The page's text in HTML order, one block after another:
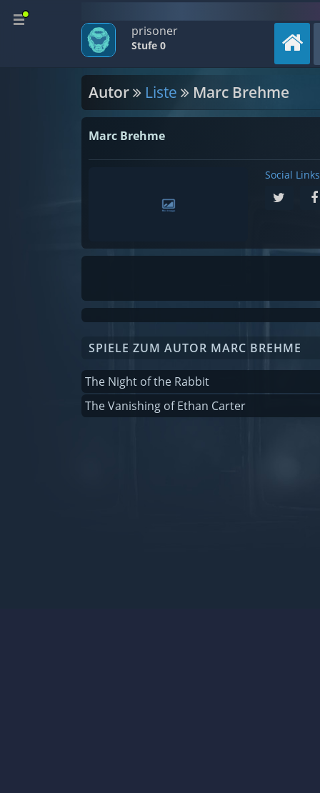
prisoner
Stufe 0
Autor Liste Marc Brehme
Marc Brehme
Social Links
SPIELE ZUM AUTOR MARC BREHME
The Night of the Rabbit
The Vanishing of Ethan Carter